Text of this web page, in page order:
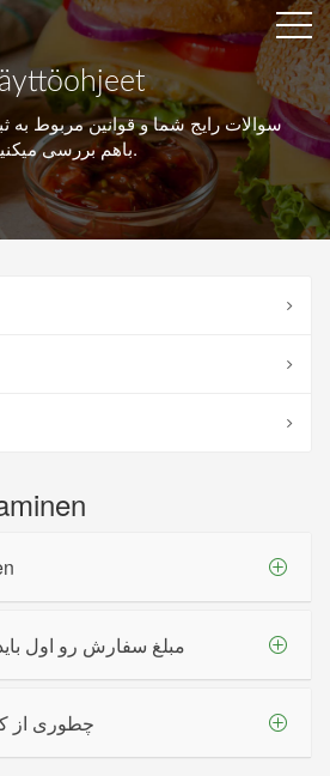
سوالات رایج شما و قوانین مربوط به
باهم بررسی میکنیم.
مبلغ سفارش رو اول
چطوری از